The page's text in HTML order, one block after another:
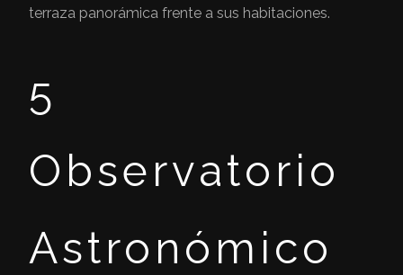
terraza panorámica frente a sus habitaciones.
5
Observatorio
Astronómico